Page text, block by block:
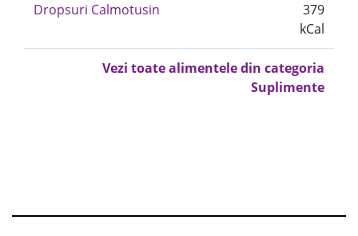
Dropsuri Calmotusin
379
kCal
Vezi toate alimentele din categoria
Suplimente